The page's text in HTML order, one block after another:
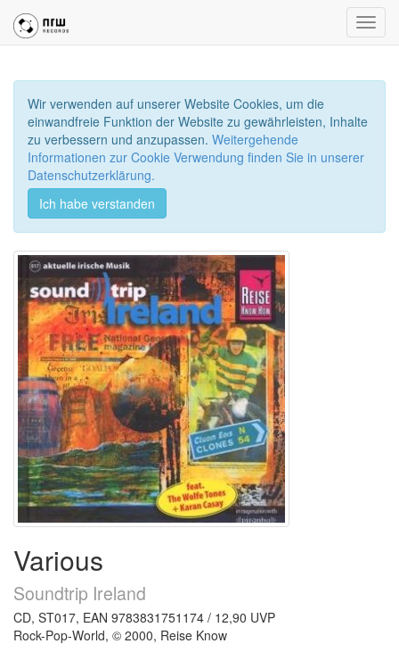
Wir verwenden auf unserer Website Cookies, um die
einwandfreie Funktion der Website zu gewährleisten, Inhalte
zu verbessern und anzupassen. Weitergehende
Informationen zur Cookie Verwendung finden Sie in unserer
Datenschutzerklärung.
Ich habe verstanden
Various
Soundtrip Ireland
CD, ST017, EAN 9783831751174 / 12,90 UVP
Rock-Pop-World, © 2000, Reise Know